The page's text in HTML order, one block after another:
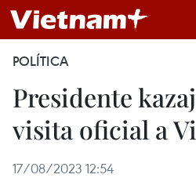
POLÍTICA
Presidente
visita oficial a
17/08/2023 12:54